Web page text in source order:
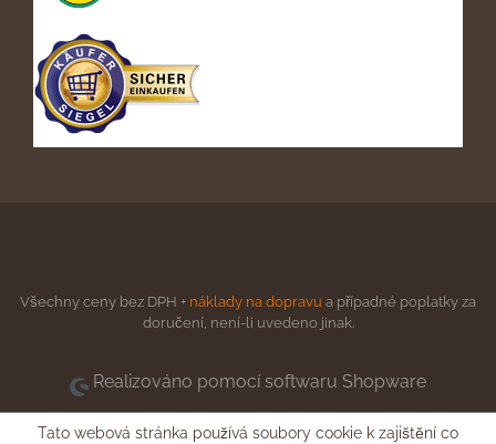
Všechny ceny bez DPH + náklady na dopravu a případné poplatky za
doručení, není-li uvedeno jinak.
Realizováno pomocí softwaru Shopware
Tato webová stránka používá soubory cookie k zajištění co